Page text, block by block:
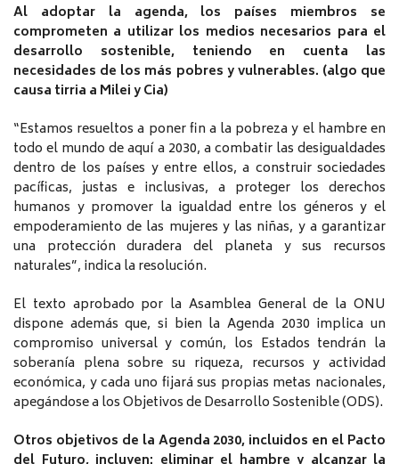
Al adoptar la agenda, los países miembros se
comprometen a utilizar los medios necesarios para el
desarrollo sostenible, teniendo en cuenta las
necesidades de los más pobres y vulnerables. (algo que
causa tirria a Milei y Cia)
“Estamos resueltos a poner fin a la pobreza y el hambre en
todo el mundo de aquí a 2030, a combatir las desigualdades
dentro de los países y entre ellos, a construir sociedades
pacíficas, justas e inclusivas, a proteger los derechos
humanos y promover la igualdad entre los géneros y el
empoderamiento de las mujeres y las niñas, y a garantizar
una protección duradera del planeta y sus recursos
naturales”, indica la resolución.
El texto aprobado por la Asamblea General de la ONU
dispone además que, si bien la Agenda 2030 implica un
compromiso universal y común, los Estados tendrán la
soberanía plena sobre su riqueza, recursos y actividad
económica, y cada uno fijará sus propias metas nacionales,
apegándose a los Objetivos de Desarrollo Sostenible (ODS).
Otros objetivos de la Agenda 2030, incluidos en el Pacto